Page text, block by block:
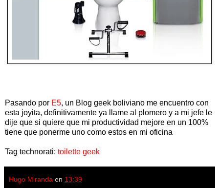
Pasando por E5, un Blog geek boliviano me encuentro con
esta joyita, definitivamente ya llame al plomero y a mi jefe le
dije que si quiere que mi productividad mejore en un 100%
tiene que ponerme uno como estos en mi oficina
Tag technorati: toilette geek
Hugo Miranda en 13:39